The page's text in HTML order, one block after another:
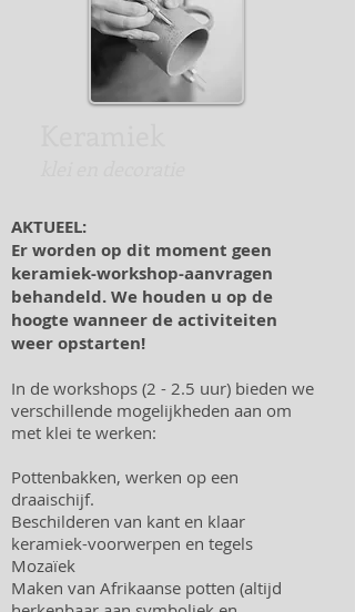
AKTUEEL:
Er worden op dit moment geen
keramiek-workshop-aanvragen
behandeld. We houden u op de
hoogte wanneer de activiteiten
weer opstarten!
In de workshops (2 - 2.5 uur) bieden we
verschillende mogelijkheden aan om
met klei te werken:
Pottenbakken, werken op een
draaischijf.
Beschilderen van kant en klaar
keramiek-voorwerpen en tegels
Mozaïek
Maken van Afrikaanse potten (altijd